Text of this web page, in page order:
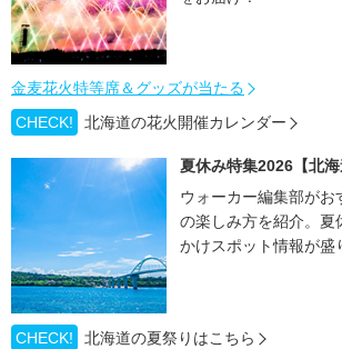
金麦花火特等席＆グッズが当たる
CHECK!
北海道の花火開催カレンダー
夏休み特集2026【北海
ウォーカー編集部がお
の楽しみ方を紹介。夏
かけスポット情報が盛
CHECK! 北海道の夏祭りはこちら